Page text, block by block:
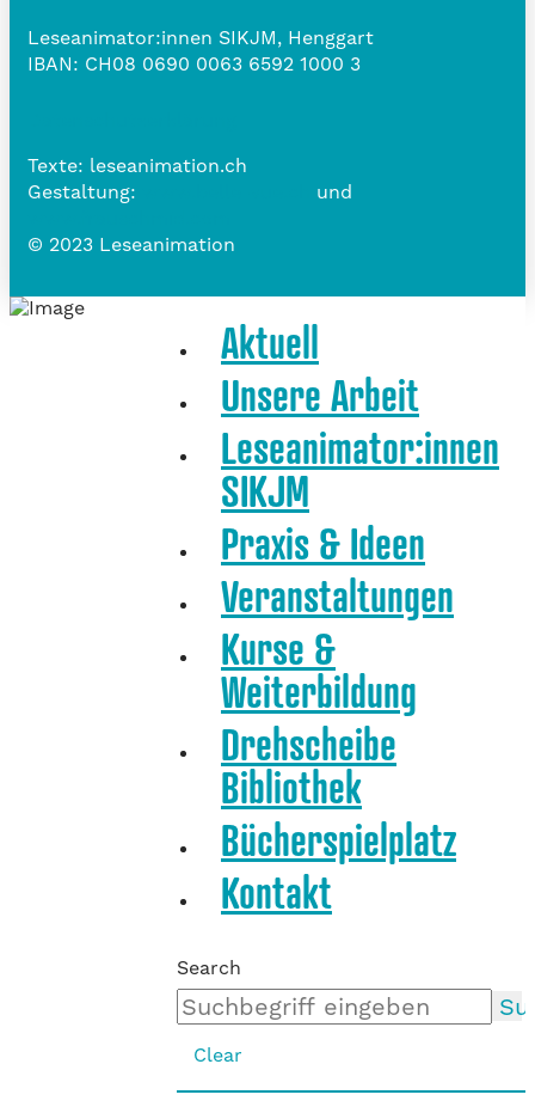
Leseanimator:innen SIKJM, Henggart
IBAN: CH08 0690 0063 6592 1000 3
Texte: leseanimation.ch
Gestaltung:
und
© 2023 Leseanimation
Aktuell
Unsere Arbeit
Leseanimator:innen
SIKJM
Praxis & Ideen
Veranstaltungen
Kurse &
Weiterbildung
Drehscheibe
Bibliothek
Bücherspielplatz
Kontakt
Search
Clear